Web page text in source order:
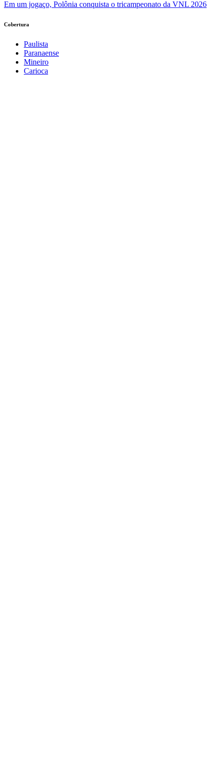
Em um jogaço, Polônia conquista o tricampeonato da VNL 2026
Cobertura
Paulista
Paranaense
Mineiro
Carioca